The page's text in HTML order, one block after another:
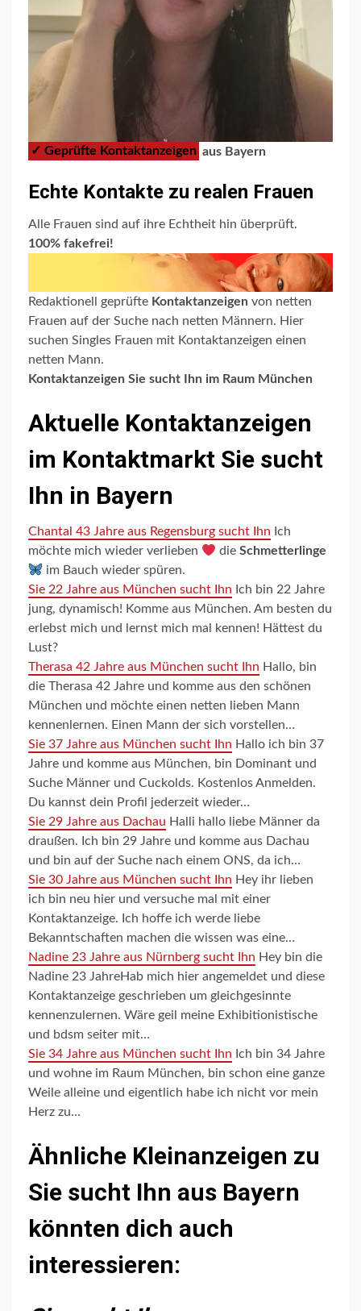
✓ Geprüfte Kontaktanzeigen aus Bayern
Echte Kontakte zu realen Frauen
Alle Frauen sind auf ihre Echtheit hin überprüft.
100% fakefrei!
Redaktionell geprüfte Kontaktanzeigen von netten
Frauen auf der Suche nach netten Männern. Hier
suchen Singles Frauen mit Kontaktanzeigen einen
netten Mann.
Kontaktanzeigen Sie sucht Ihn im Raum München
Aktuelle Kontaktanzeigen
im Kontaktmarkt Sie sucht
Ihn in Bayern
Chantal 43 Jahre aus Regensburg sucht Ihn Ich
möchte mich wieder verlieben
dieSchmetterlinge
im Bauch wieder spüren.
Sie 22 Jahre aus München sucht Ihn Ich bin 22 Jahre
jung, dynamisch! Komme aus München. Am besten du
erlebst mich und lernst mich mal kennen! Hättest du
Lust?
Therasa 42 Jahre aus München sucht Ihn Hallo, bin
die Therasa 42 Jahre und komme aus den schönen
München und möchte einen netten lieben Mann
kennenlernen. Einen Mann der sich vorstellen…
Sie 37 Jahre aus München sucht Ihn Hallo ich bin 37
Jahre und komme aus München, bin Dominant und
Suche Männer und Cuckolds. Kostenlos Anmelden.
Du kannst dein Profil jederzeit wieder…
Sie 29 Jahre aus Dachau Halli hallo liebe Männer da
draußen. Ich bin 29 Jahre und komme aus Dachau
und bin auf der Suche nach einem ONS, da ich…
Sie 30 Jahre aus München sucht Ihn Hey ihr lieben
ich bin neu hier und versuche mal mit einer
Kontaktanzeige. Ich hoffe ich werde liebe
Bekanntschaften machen die wissen was eine…
Nadine 23 Jahre aus Nürnberg sucht Ihn Hey bin die
Nadine 23 JahreHab mich hier angemeldet und diese
Kontaktanzeige geschrieben um gleichgesinnte
kennenzulernen. Wäre geil meine Exhibitionistische
und bdsm seiter mit…
Sie 34 Jahre aus München sucht Ihn Ich bin 34 Jahre
und wohne im Raum München, bin schon eine ganze
Weile alleine und eigentlich habe ich nicht vor mein
Herz zu…
Ähnliche Kleinanzeigen zu
Sie sucht Ihn aus Bayern
könnten dich auch
interessieren: